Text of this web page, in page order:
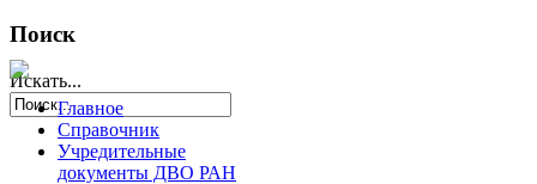
Поиск
Искать...
Главное
Справочник
Учредительные
документы ДВО РАН